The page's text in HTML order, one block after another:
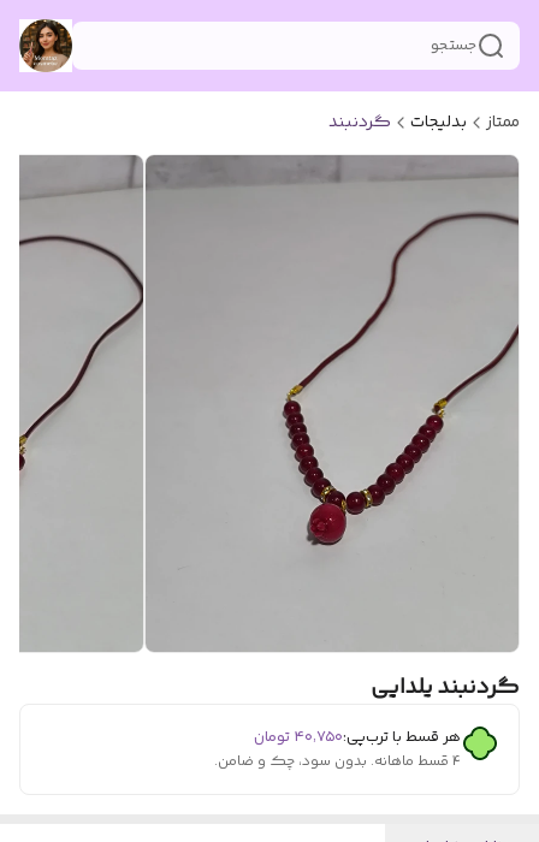
جستجو
ممتاز بدلیجات گردنبند
گردنبند یلدایی
هر قسط با ترب‌پی:۴۰٬۷۵۰ تومان
۴ قسط ماهانه. بدون سود، چک و ضامن.